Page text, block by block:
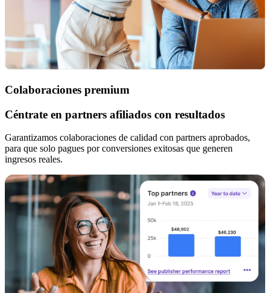
Colaboraciones premium
Céntrate en partners afiliados con resultados
Garantizamos colaboraciones de calidad con partners aprobados,
para que solo pagues por conversiones exitosas que generen
ingresos reales.